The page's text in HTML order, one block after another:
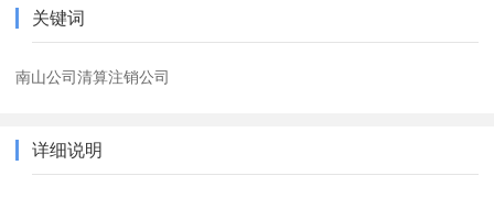
关键词
南山公司清算注销公司
详细说明